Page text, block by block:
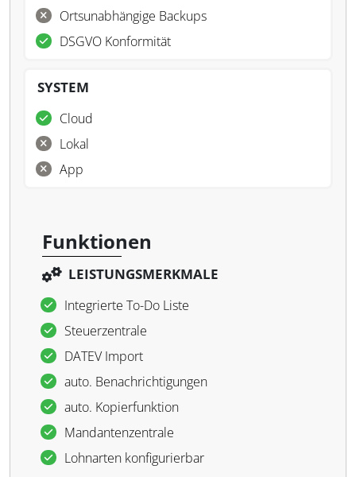
Ortsunabhängige Backups
DSGVO Konformität
SYSTEM
Cloud
Lokal
App
Funktionen
LEISTUNGSMERKMALE
Integrierte To-Do Liste
Steuerzentrale
DATEV Import
auto. Benachrichtigungen
auto. Kopierfunktion
Mandantenzentrale
Lohnarten konfigurierbar